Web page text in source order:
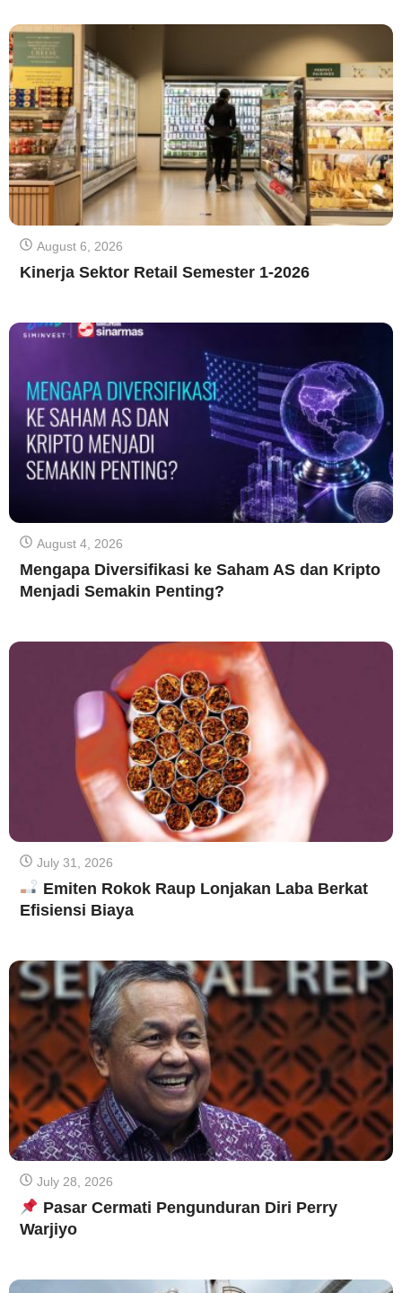
August 6, 2026
Kinerja Sektor Retail Semester 1-2026
August 4, 2026
Mengapa Diversifikasi ke Saham AS dan Kripto
Menjadi Semakin Penting?
July 31, 2026
Emiten Rokok Raup Lonjakan Laba Berkat
Efisiensi Biaya
July 28, 2026
Pasar Cermati Pengunduran Diri Perry
Warjiyo